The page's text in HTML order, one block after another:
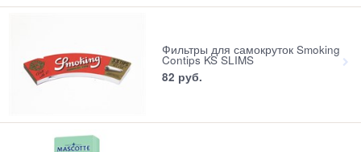
Фильтры для самокруток Smoking
Contips KS SLIMS
82 руб.